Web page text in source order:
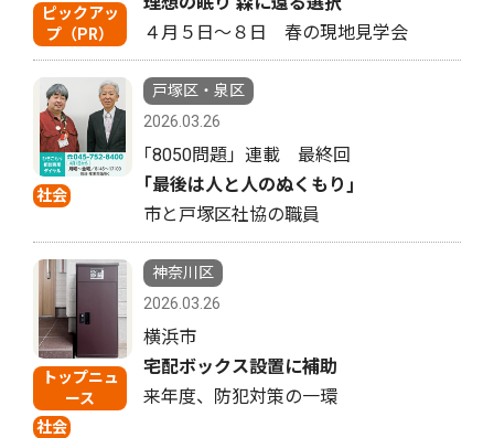
ピックアッ
プ（PR）
４月５日〜８日 春の現地見学会
社会
戸塚区・泉区
2026.03.26
｢8050問題」連載 最終回
｢最後は人と人のぬくもり｣
市と戸塚区社協の職員
トップニュ
ース
社会
神奈川区
2026.03.26
横浜市
宅配ボックス設置に補助
来年度、防犯対策の一環